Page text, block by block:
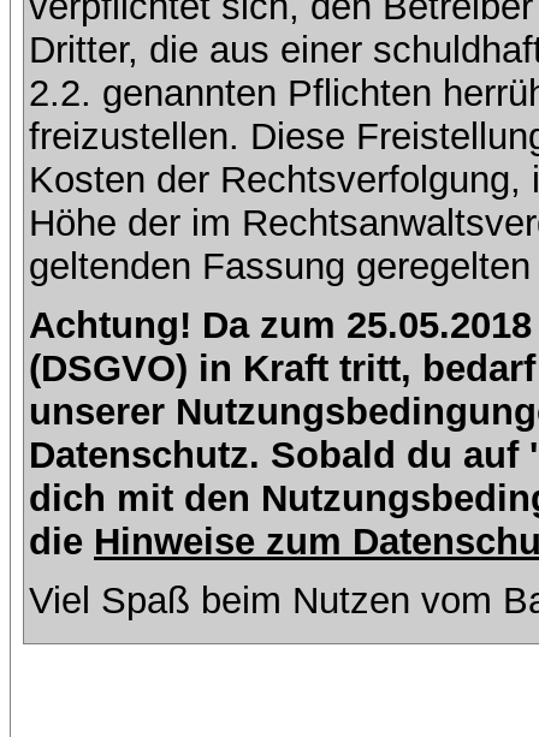
Dritter, die aus einer
2.2. genannten Pflichten
freizustellen. Diese
Kosten der
Höhe der im
geltenden Fassung
Achtung! Da zum
(DSGVO) in Kraft tritt,
unserer
Datenschutz. Sobald du
dich mit den
die Hinweise zum
Viel Spaß beim Nutzen vom